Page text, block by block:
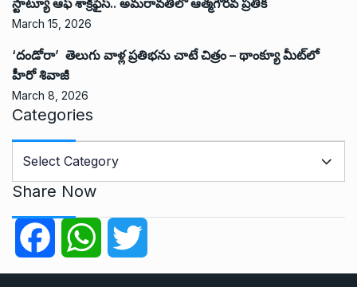
స్టాట్యూ ఆఫ్ శాక్రిఫైస్.. అమరావతిలో ఆత్మగౌరవ ప్రతీక
March 15, 2026
‘దండోరా’ తెలుగు వాళ్ల ప్రతిభను చాటే చిత్రం – థాంక్యూ మీట్‌లో
హీరో శివాజీ
March 8, 2026
Categories
t
o
r
Share Now
a
W
h w